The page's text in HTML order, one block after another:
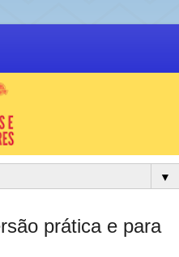
▼
prática e para